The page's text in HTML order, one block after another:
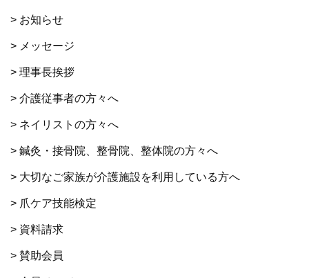
> お知らせ
> メッセージ
> 理事長挨拶
> 介護従事者の方々へ
> ネイリストの方々へ
> 鍼灸・接骨院、整骨院、整体院の方々へ
> 大切なご家族が介護施設を利用している方へ
> 爪ケア技能検定
> 資料請求
> 賛助会員